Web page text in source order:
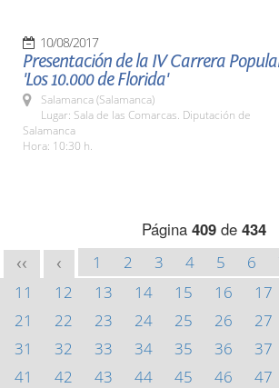
10/08/2017
Presentación de la IV Carrera
'Los 10.000 de Florida'
Salamanca (Salamanca)
Lugar: Sala de las Comarcas. Diputación de
Salamanca
Hora: 10:30 h.
Página 409de 434
<< < 1 2 3 4 5 6
11
12 13 14 15 16 17
21
22 23 24 25 26 27
31
32 33 34 35 36 37
41
42 43 44 45 46 47